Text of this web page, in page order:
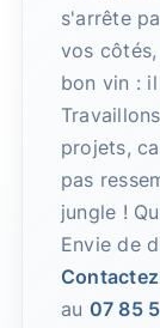
s'arrête
vos
bon vin :
projets,
pas
jungle !
Envie de
au 07 85